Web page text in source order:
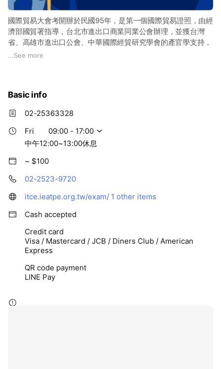
國際貿易大會考開辦於民國95年，是第一個國際貿易證照，由經
濟部國貿署指導，台北市進出口商業同業公會辦理，並獲台灣
省、高雄市進出口公會、中華國際經貿研究學會的產官學支持，
每年「國際貿易大會考」均有近4千名考生報考，從辦理迄今，
一。
...See more
Basic info
02-25363328
Fri
09:00 - 17:00
中午12:00~13:00休息
~ $100
02-2523-9720
itce.ieatpe.org.tw/exam/ 1 other items
Cash accepted
Credit card
Visa / Mastercard / JCB / Diners Club / American
Express
QR code payment
LINE Pay